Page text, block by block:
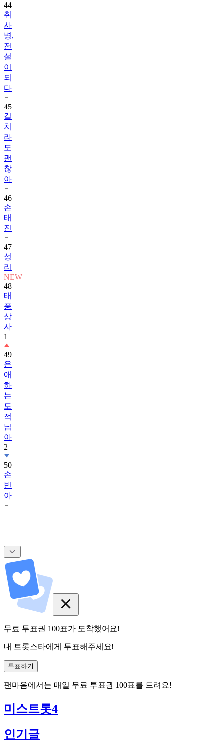
44
취
사
병,
전
설
이
되
다
45
길
치
라
도
괜
찮
아
46
손
태
진
47
성
리
NEW
48
태
풍
상
사
1
49
은
애
하
는
도
적
님
아
2
50
손
빈
아
무료 투표권 100표가 도착했어요!
내 트롯스타에게 투표해주세요!
투표하기
팬마음에서는 매일 무료 투표권 100표를 드려요!
미스트롯4
인기글